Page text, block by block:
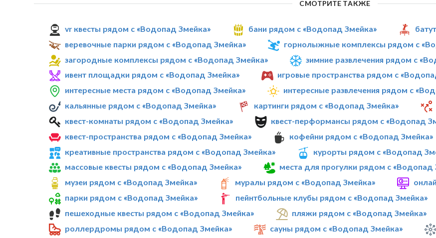
СМОТРИТЕ ТАКЖЕ
vr квесты рядом с «Водопад Змейка» бани рядом с «Водопад Змейка»
веревочные парки рядом с «Водопад Змейка»
горнолыжные комплексы рядом с
загородные комплексы рядом с «Водопад Змейка»
зимние развлечения рядом с
ивент площадки рядом с «Водопад Змейка»
игровые пространства рядом с
интересные места рядом с «Водопад Змейка»
интересные развлечения рядом с
кальянные рядом с «Водопад Змейка»
картинги рядом с «Водопад Змейка»
квест-комнаты рядом с «Водопад Змейка»
квест-перформансы рядом с «Водопад
квест-пространства рядом с «Водопад Змейка»
кофейни рядом с «Водопад Змейка»
креативные пространства рядом с «Водопад Змейка»
курорты рядом с «Водопад
массовые квесты рядом с «Водопад Змейка»
места для прогулки рядом с «Водопад
музеи рядом с «Водопад Змейка»
муралы рядом с «Водопад Змейка»
парки рядом с «Водопад Змейка»
пейнтбольные клубы рядом с «Водопад Змейка»
пешеходные квесты рядом с «Водопад Змейка»
пляжи рядом с «Водопад Змейка»
роллердромы рядом с «Водопад Змейка»
сауны рядом с «Водопад Змейка»